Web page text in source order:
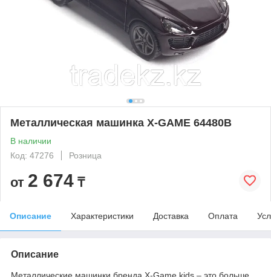
Металлическая машинка X-GAME 64480B
В наличии
Код: 47276
Розница
от 2 674 ₸
Описание Характеристики Доставка Оплата
Описание
Металлические машинки бренда X-Game kids – это больше